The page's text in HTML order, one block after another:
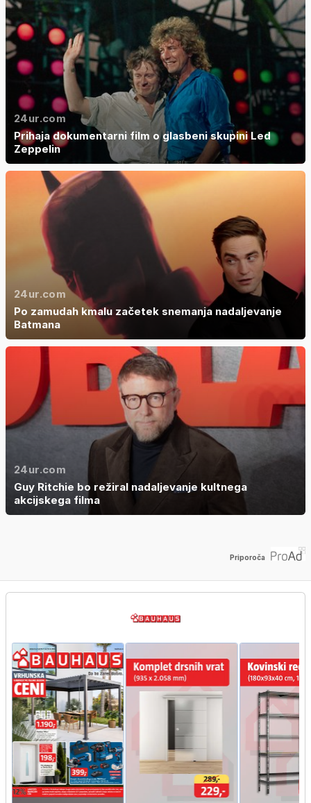
24ur.com
Prihaja dokumentarni film o glasbeni skupini Led
Zeppelin
24ur.com
Po zamudah kmalu začetek snemanja nadaljevanje
Batmana
24ur.com
Guy Ritchie bo režiral nadaljevanje kultnega
akcijskega filma
Priporoča